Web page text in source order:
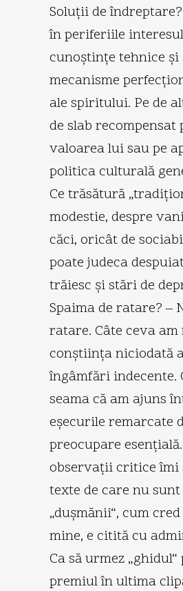
Soluţii de
în periferiile
cunoştinţe tehnice
mecanisme
ale spiritului. Pe de
de slab
valoarea lui sau pe
politica culturală
Ce trăsătură
modestie, despre
căci, oricât de
poate judeca
trăiesc şi stări de
Spaima de ratare? –
ratare. Câte ceva
conştiinţa niciodată
îngâmfări indecente.
seama că am ajuns
eşecurile remarcate
preocupare
observaţii critice îmi
texte de care nu
„duşmănii“, cum
mine, e citită cu
Ca să urmez
premiul în ultima